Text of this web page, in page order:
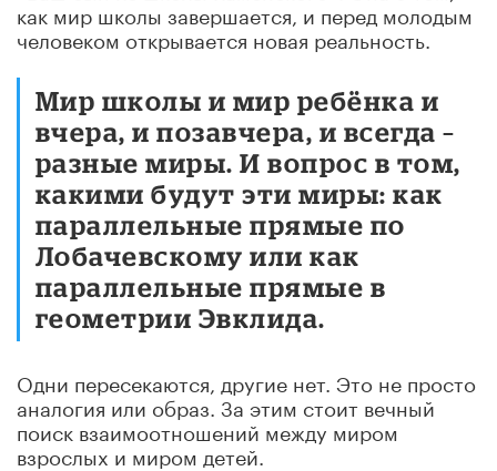
как мир школы завершается, и перед молодым
человеком открывается новая реальность.
Мир школы и мир ребёнка и
вчера, и позавчера, и всегда –
разные миры. И вопрос в том,
какими будут эти миры: как
параллельные прямые по
Лобачевскому или как
параллельные прямые в
геометрии Эвклида.
Одни пересекаются, другие нет. Это не просто
аналогия или образ. За этим стоит вечный
поиск взаимоотношений между миром
взрослых и миром детей.